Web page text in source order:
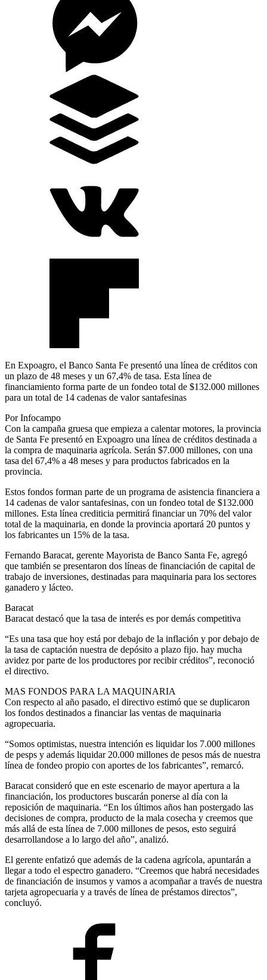
En Expoagro, el Banco Santa Fe presentó una línea de créditos con
un plazo de 48 meses y un 67,4% de tasa. Esta línea de
financiamiento forma parte de un fondeo total de $132.000 millones
para un total de 14 cadenas de valor santafesinas
Por Infocampo
Con la campaña gruesa que empieza a calentar motores, la provincia
de Santa Fe presentó en Expoagro una línea de créditos destinada a
la compra de maquinaria agrícola. Serán $7.000 millones, con una
tasa del 67,4% a 48 meses y para productos fabricados en la
provincia.
Estos fondos forman parte de un programa de asistencia financiera a
14 cadenas de valor santafesinas, con un fondeo total de $132.000
millones. Esta línea crediticia permitirá financiar un 70% del valor
total de la maquinaria, en donde la provincia aportará 20 puntos y
los fabricantes un 15% de la tasa.
Fernando Baracat, gerente Mayorista de Banco Santa Fe, agregó
que también se presentaron dos líneas de financiación de capital de
trabajo de inversiones, destinadas para maquinaria para los sectores
ganadero y lácteo.
Baracat
Baracat destacó que la tasa de interés es por demás competitiva
“Es una tasa que hoy está por debajo de la inflación y por debajo de
la tasa de captación nuestra de depósito a plazo fijo. hay mucha
avidez por parte de los productores por recibir créditos”, reconoció
el directivo.
MAS FONDOS PARA LA MAQUINARIA
Con respecto al año pasado, el directivo estimó que se duplicaron
los fondos destinados a financiar las ventas de maquinaria
agropecuaria.
“Somos optimistas, nuestra intención es liquidar los 7.000 millones
de pesps y además liquidar 20.000 millones de pesos más de nuestra
línea de fondeo propio con aportes de los fabricantes”, remarcó.
Baracat consideró que en este escenario de mayor apertura a la
financiación, los productores buscarán ponerse al día con la
reposición de maquinaria. “En los últimos años han postergado las
decisiones de compra, producto de la mala cosecha y creemos que
más allá de esta línea de 7.000 millones de pesos, esto seguirá
desarrollandose a lo largo del año”, analizó.
El gerente enfatizó que además de la cadena agrícola, apuntarán a
llegar a todo el espectro ganadero. “Creemos que habrá necesidades
de financiación de insumos y vamos a acompañar a través de nuestra
tarjeta agropecuaria y a través de línea de préstamos directos”,
concluyó.